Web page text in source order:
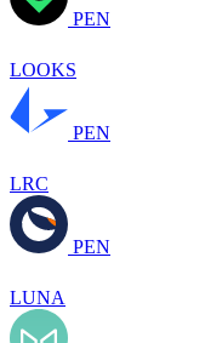
PEN
LOOKS
PEN
LRC
PEN
LUNA